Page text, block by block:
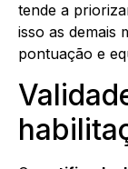
tende a
isso as demais
pontuação e